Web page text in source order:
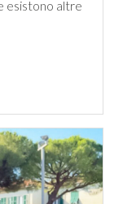
esistono altre